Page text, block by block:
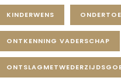
KINDERWENS
ONTKENNING VADERSCHAP